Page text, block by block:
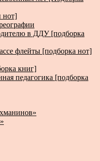
нот]
в ДДУ [подборка
флейты [подборка нот]
книг]
педагогика [подборка